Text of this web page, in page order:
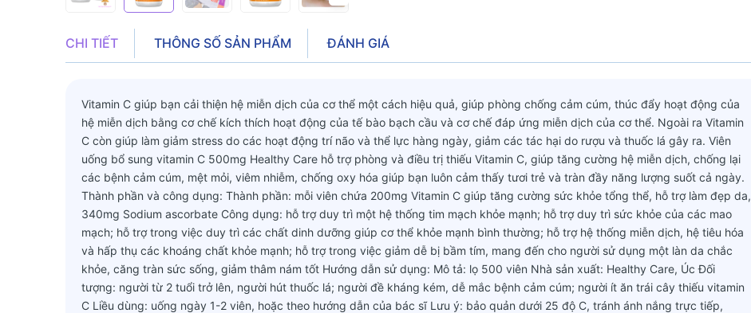
CHI TIẾT THÔNG SỐ SẢN PHẨM ĐÁNH GIÁ
Vitamin C giúp bạn cải thiện hệ miễn dịch của cơ thể một cách hiệu quả, giúp phòng chống cảm cúm, thúc đẩy hoạt động của
hệ miễn dịch bằng cơ chế kích thích hoạt động của tế bào bạch cầu và cơ chế đáp ứng miễn dịch của cơ thể. Ngoài ra Vitamin
C còn giúp làm giảm stress do các hoạt động trí não và thể lực hàng ngày, giảm các tác hại do rượu và thuốc lá gây ra. Viên
uống bổ sung vitamin C 500mg Healthy Care hỗ trợ phòng và điều trị thiếu Vitamin C, giúp tăng cường hệ miễn dịch, chống lại
các bệnh cảm cúm, mệt mỏi, viêm nhiễm, chống oxy hóa giúp bạn luôn cảm thấy tươi trẻ và tràn đầy năng lượng suốt cả ngày.
Thành phần và công dụng: Thành phần: mỗi viên chứa 200mg Vitamin C giúp tăng cường sức khỏe tổng thể, hỗ trợ làm đẹp da,
340mg Sodium ascorbate Công dụng: hỗ trợ duy trì một hệ thống tim mạch khỏe mạnh; hỗ trợ duy trì sức khỏe của các mao
mạch; hỗ trợ trong việc duy trì các chất dinh dưỡng giúp cơ thể khỏe mạnh bình thường; hỗ trợ hệ thống miễn dịch, hệ tiêu hóa
và hấp thụ các khoáng chất khỏe mạnh; hỗ trợ trong việc giảm dễ bị bầm tím, mang đến cho người sử dụng một làn da chắc
khỏe, căng tràn sức sống, giảm thâm nám tốt Hướng dẫn sử dụng: Mô tả: lọ 500 viên Nhà sản xuất: Healthy Care, Úc Đối
tượng: người từ 2 tuổi trở lên, người hút thuốc lá; người đề kháng kém, dễ mắc bệnh cảm cúm; người ít ăn trái cây thiếu vitamin
C Liều dùng: uống ngày 1-2 viên, hoặc theo hướng dẫn của bác sĩ Lưu ý: bảo quản dưới 25 độ C, tránh ánh nắng trực tiếp,